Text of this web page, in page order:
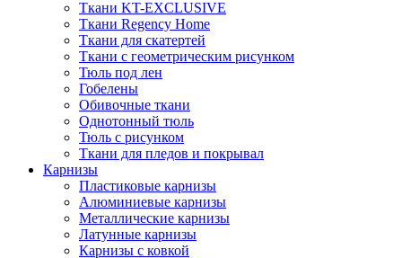
Ткани KT-EXCLUSIVE
Ткани Regency Home
Ткани для скатертей
Ткани с геометрическим рисунком
Тюль под лен
Гобелены
Обивочные ткани
Однотонный тюль
Тюль с рисунком
Ткани для пледов и покрывал
Карнизы
Пластиковые карнизы
Алюминиевые карнизы
Металлические карнизы
Латунные карнизы
Карнизы с ковкой